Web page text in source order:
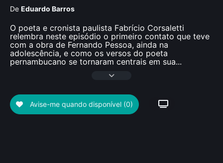
De Eduardo Barros
O poeta e cronista paulista Fabrício Corsaletti
relembra neste episódio o primeiro contato que teve
com a obra de Fernando Pessoa, ainda na
adolescência, e como os versos do poeta
pernambucano se tornaram centrais em sua...
Avise-me quando disponível (0)